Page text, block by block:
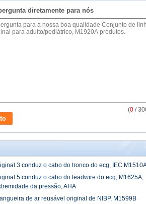
diretamente para nós
(0 /
3 conduz o cabo do tronco do ecg, IEC
5 conduz o cabo do leadwire do ecg, M1625A,
da pressão, AHA
de ar reusável original de NIBP, M1599B